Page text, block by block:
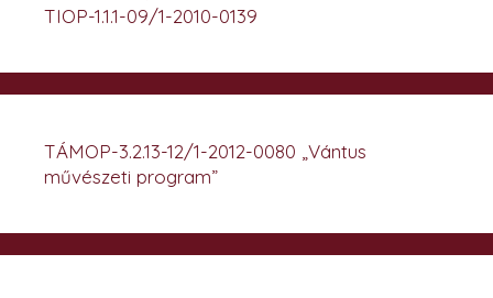
TIOP-1.1.1-09/1-2010-0139
TÁMOP-3.2.13-12/1-2012-0080 „Vántus
művészeti program”